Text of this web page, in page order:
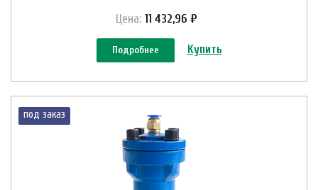
Цена: 11 432,96 ₽
Подробнее Купить
под заказ